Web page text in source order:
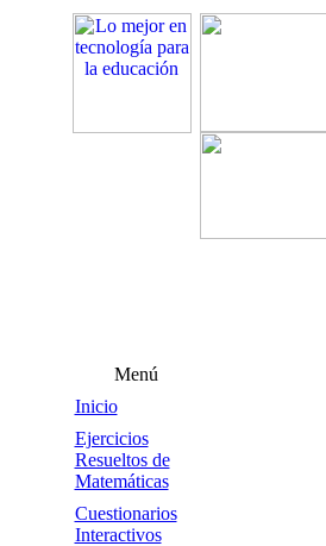
Menú
Inicio
Ejercicios
Resueltos de
Matemáticas
Cuestionarios
Interactivos